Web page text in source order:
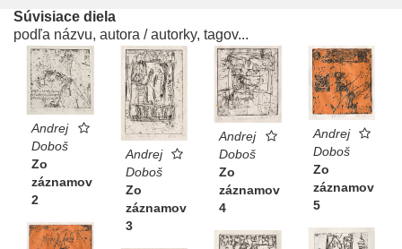
Súvisiace diela
podľa názvu, autora / autorky, tagov...
Andrej
Doboš
Zo
záznamov
2
Andrej
Doboš
Zo
záznamov
3
Andrej
Doboš
Zo
záznamov
4
Andrej
Doboš
Zo
záznamov
5